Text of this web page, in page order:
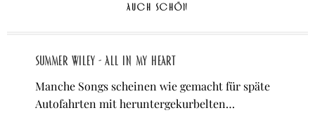
AUCH SCHÖN
Summer Wiley - All In My Heart
Manche Songs scheinen wie gemacht für späte
Autofahrten mit heruntergekurbelten…